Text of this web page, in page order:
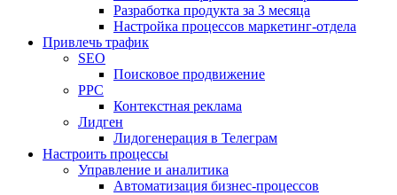
Разработка продукта за 3 месяца
Настройка процессов маркетинг-отдела
Привлечь трафик
SEO
Поисковое продвижение
PPC
Контекстная реклама
Лидген
Лидогенерация в Телеграм
Настроить процессы
Управление и аналитика
Автоматизация бизнес-процессов